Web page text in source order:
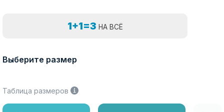
1+1=3 НА ВСЁ
Выберите размер
Таблица размеров